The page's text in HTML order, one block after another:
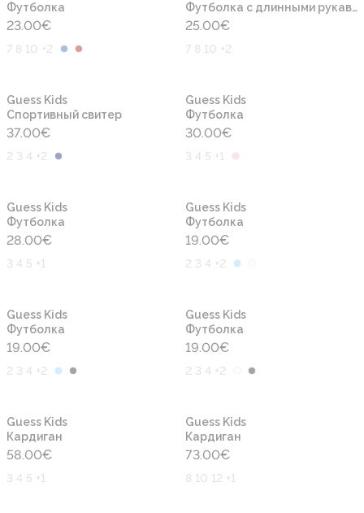
Футболка
23.00€
7 8 10 +2
Футболка с длинными рукавами
25.00€
7 8 10 +2
Guess Kids
Cпортивный свитер
37.00€
2 3 4 +2
Guess Kids
Футболка
30.00€
3 4 5 +1
Guess Kids
Футболка
28.00€
3 4 5 +1
Guess Kids
Футболка
19.00€
2 3 4 +2
Guess Kids
Футболка
19.00€
2 3 4 +2
Guess Kids
Футболка
19.00€
2 3 4 +2
Guess Kids
Кардиган
58.00€
3 4 5 +1
Guess Kids
Кардиган
73.00€
8 10 12 +1